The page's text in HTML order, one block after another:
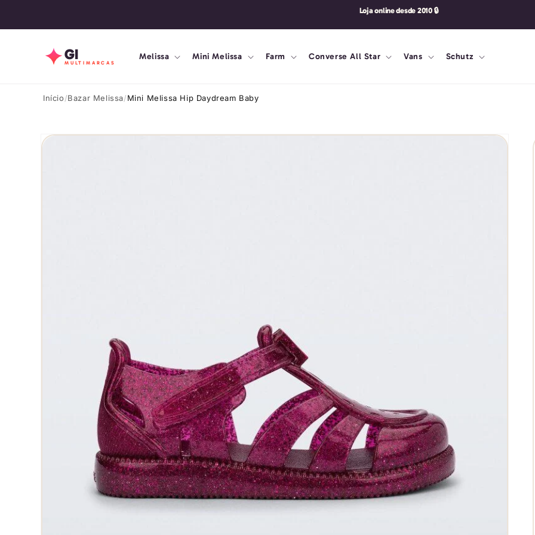
GI
MULTIMARCAS
Melissa Mini Melissa Farm Converse All Star Vans Schutz
Início Bazar Melissa Mini Melissa Hip Daydream Baby